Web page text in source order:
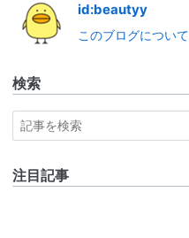
id:beautyy
このブログについて
検索
注目記事